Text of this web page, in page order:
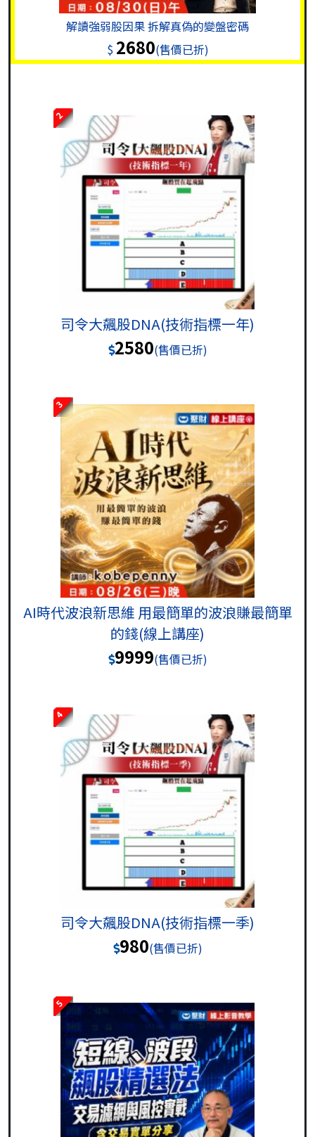
解讀強弱股因果 拆解真偽的變盤密碼
$ 2680(售價已折)
2
司令大飆股DNA(技術指標一年)
2580(售價已折)
3
AI時代波浪新思維 用最簡單的波浪賺最簡單
的錢(線上講座)
9999(售價已折)
4
司令大飆股DNA(技術指標一季)
980(售價已折)
5